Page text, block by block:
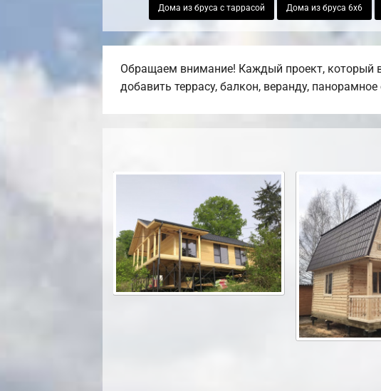
Дома из бруса с таррасой Дома из бруса 6х6
Обращаем внимание! Каждый проект, который
добавить террасу, балкон, веранду,